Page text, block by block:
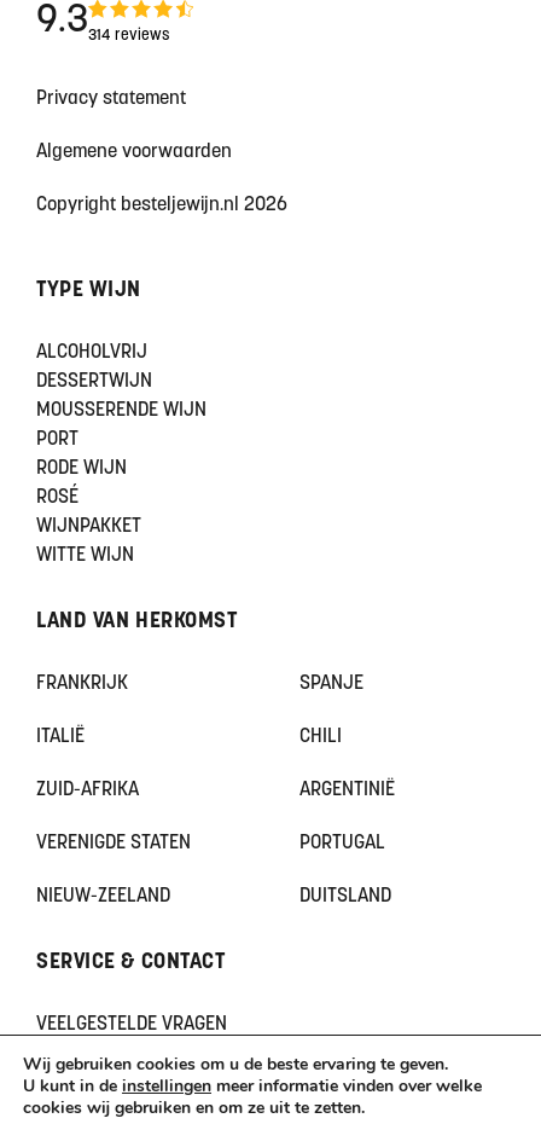
9.3314 reviews
Privacy statement
Algemene voorwaarden
Copyright besteljewijn.nl 2026
TYPE WIJN
ALCOHOLVRIJ
DESSERTWIJN
MOUSSERENDE WIJN
PORT
RODE WIJN
ROSÉ
WIJNPAKKET
WITTE WIJN
LAND VAN HERKOMST
FRANKRIJK SPANJE
ITALIË CHILI
ZUID-AFRIKA ARGENTINIË
VERENIGDE STATEN PORTUGAL
NIEUW-ZEELAND DUITSLAND
SERVICE & CONTACT
VEELGESTELDE VRAGEN
CONTACT
KLACHTEN
TERUGBETAAL- EN RETOURNERINGSBELEID
Wij gebruiken cookies om u de beste ervaring te geven.
U kunt in de instellingen meer informatie vinden over welke
cookies wij gebruiken en om ze uit te zetten.